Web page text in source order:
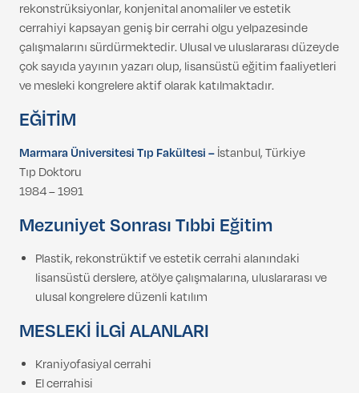
rekonstrüksiyonlar, konjenital anomaliler ve estetik
cerrahiyi kapsayan geniş bir cerrahi olgu yelpazesinde
çalışmalarını sürdürmektedir. Ulusal ve uluslararası düzeyde
çok sayıda yayının yazarı olup, lisansüstü eğitim faaliyetleri
ve mesleki kongrelere aktif olarak katılmaktadır.
EĞİTİM
Marmara Üniversitesi Tıp Fakültesi –İstanbul, Türkiye
Tıp Doktoru
1984 – 1991
Mezuniyet Sonrası Tıbbi Eğitim
Plastik, rekonstrüktif ve estetik cerrahi alanındaki
lisansüstü derslere, atölye çalışmalarına, uluslararası ve
ulusal kongrelere düzenli katılım
MESLEKİ İLGİ ALANLARI
Kraniyofasiyal cerrahi
El cerrahisi